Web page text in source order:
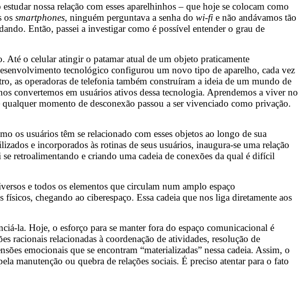
nossa relação com esses aparelhinhos – que hoje se colocam como
os smartphones, ninguém perguntava a senha do wi-fi e não andávamos tão
Então, passei a investigar como é possível entender o grau de
Até o celular atingir o patamar atual de um objeto praticamente
tecnológico configurou um novo tipo de aparelho, cada vez
as operadoras de telefonia também construíram a ideia de um mundo de
convertemos em usuários ativos dessa tecnologia. Aprendemos a viver no
momento de desconexão passou a ser vivenciado como privação.
os usuários têm se relacionado com esses objetos ao longo de sua
e incorporados às rotinas de seus usuários, inaugura-se uma relação
retroalimentando e criando uma cadeia de conexões da qual é difícil
e todos os elementos que circulam num amplo espaço
chegando ao ciberespaço. Essa cadeia que nos liga diretamente aos
la. Hoje, o esforço para se manter fora do espaço comunicacional é
racionais relacionadas à coordenação de atividades, resolução de
emocionais que se encontram “materializadas” nessa cadeia. Assim, o
manutenção ou quebra de relações sociais. É preciso atentar para o fato